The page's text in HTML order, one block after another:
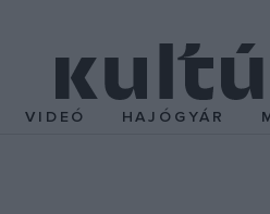
VIDEÓ HAJÓGYÁR